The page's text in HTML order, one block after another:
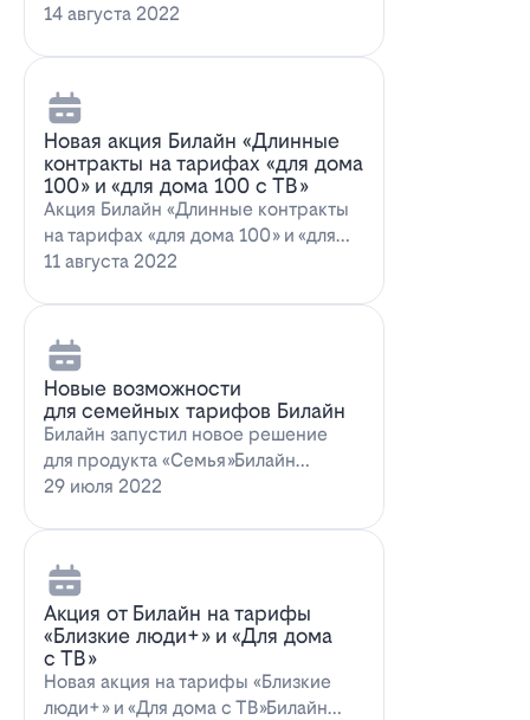
увеличил скорость Домашнего
14 августа 2022
Новая акция Билайн «Длинные
контракты на тарифах «для дома
100» и «для дома 100 с ТВ»
Акция Билайн «Длинные контракты
на тарифах «для дома 100» и «для
дома 100 с…
11 августа 2022
Новые возможности
для семейных тарифов Билайн
Билайн запустил новое решение
для продукта «Семья»Билайн
объявил о запуске новых возможн…
29 июля 2022
Акция от Билайн на тарифы
«Близкие люди+» и «Для дома
с ТВ»
Новая акция на тарифы «Близкие
люди+» и «Для дома с ТВ»Билайн